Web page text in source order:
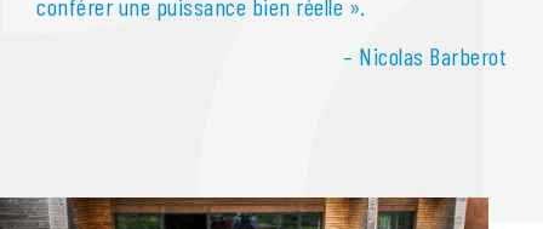
conférer une puissance bien réelle ».
– Nicolas Barberot